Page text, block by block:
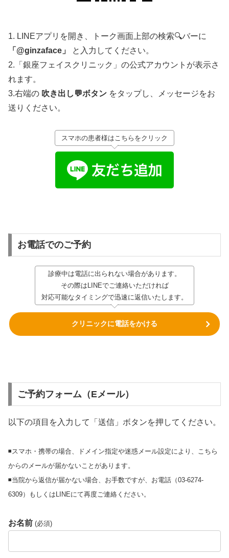
1. LINEアプリを開き、トーク画面上部の検索🔍バーに
「@ginzaface」
と入力してください。
2.「銀座フェイスクリニック」の公式アカウントが表示さ
れます。
3.右端の 吹き出し💬ボタン をタップし、メッセージをお
送りください。
スマホの患者様はこちらをクリック
お電話でのご予約
診療中は電話に出られない場合があります。
その際はLINEでご連絡いただければ
対応可能なタイミングで迅速に返信いたします。
クリニックに電話をかける
ご予約フォーム（Eメール）
以下の項目を入力して「送信」ボタンを押してください。
◾️スマホ・携帯の場合、ドメイン指定や迷惑メール設定により、こちら
からのメールが届かないことがあります。
◾️当院から返信が届かない場合、お手数ですが、お電話（03-6274-
6309）もしくはLINEにて再度ご連絡ください。
お名前 (必須)